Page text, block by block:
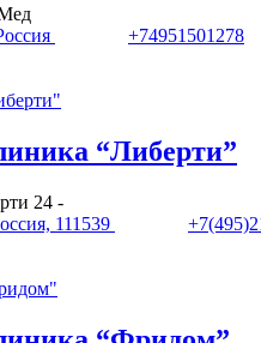
+74951501278
“Либерти”
24 -
111539